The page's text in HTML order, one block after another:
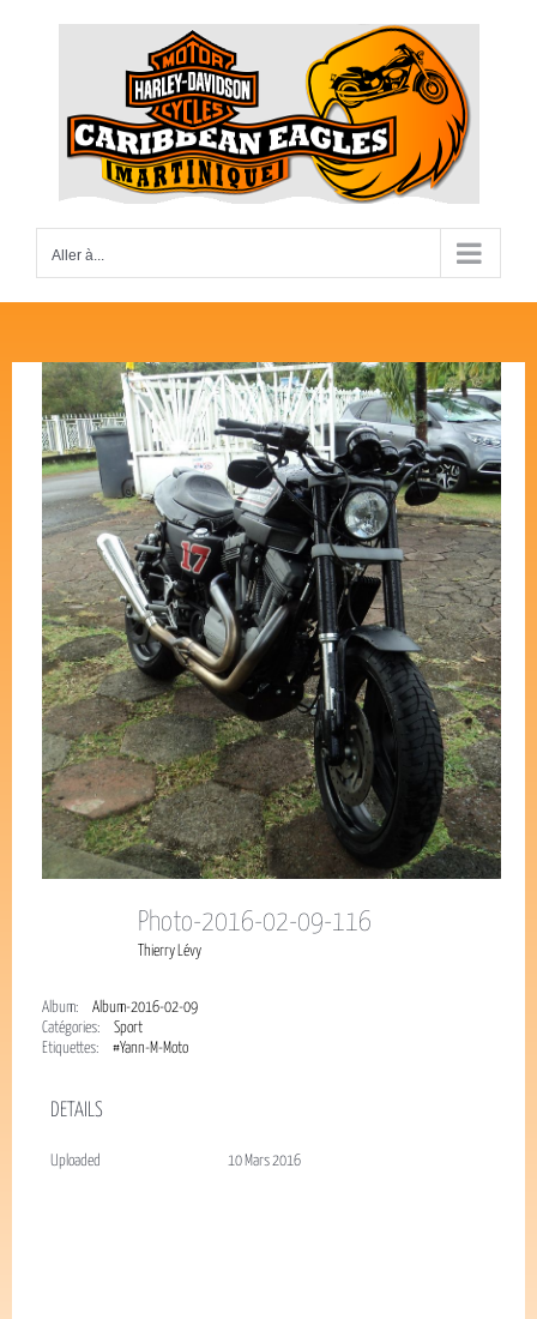
Aller à...
Photo-2016-02-09-116
Thierry Lévy
Album:
Album-2016-02-09
Catégories:
Sport
Étiquettes:
#Yann-M-Moto
DETAILS
Uploaded 10 Mars 2016